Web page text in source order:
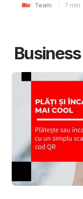
Team 7 min
Business